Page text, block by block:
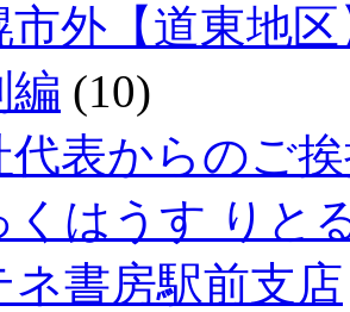
市外【道東地区
編 (10)
代表からのご
くはうす りと
ネ書房駅前支店